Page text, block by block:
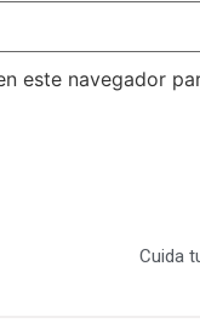
este navegador
Cuida